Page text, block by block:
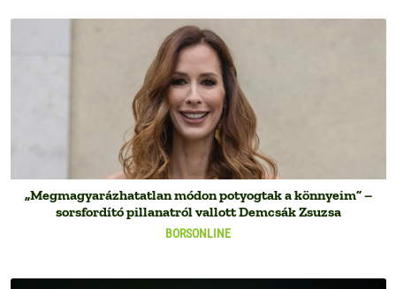
BORSONLINE
„Megmagyarázhatatlan módon potyogtak a könnyeim” –
sorsfordító pillanatról vallott Demcsák Zsuzsa